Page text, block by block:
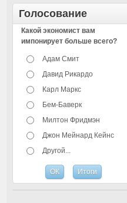
Голосование
Какой экономист вам
импонирует больше всего?
Адам Смит
Давид Рикардо
Карл Маркс
Бем-Баверк
Милтон Фридмэн
Джон Мейнард Кейнс
Другой...